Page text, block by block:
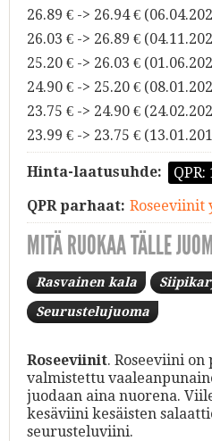
26.89 € -> 26.94 €
26.03 € -> 26.89 €
25.20 € -> 26.03 €
24.90 € -> 25.20 €
23.75 € -> 24.90 €
23.99 € -> 23.75 €
Hinta-laatusuhde:
QPR:
QPR parhaat: Roseeviinit
MITÄ RUOKAA TÄLLE
Rasvainen kala
Seurustelujuoma
Roseeviinit. Roseeviini
valmistettu
juodaan aina nuorena.
kesäviini kesäisten
seurusteluviini.